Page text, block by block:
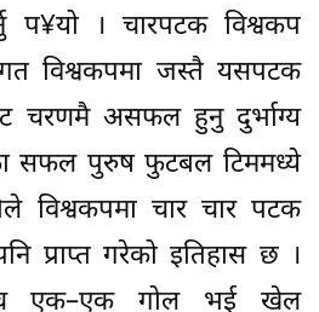
प¥यो । चारपटक विश्वकप
विश्वकपमा जस्तै यसपटक
चरणमै असफल हुनु दुर्भाग्य
सफल पुरुष फुटबल टिममध्ये
विश्वकपमा चार चार पटक
प्राप्त गरेको इतिहास छ ।
एक–एक गोल भई खेल